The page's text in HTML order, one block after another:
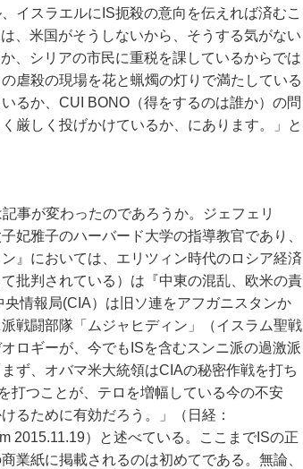
イスラエルにIS扼殺の意向を伝えれば済むこ
、米国がそうしないから、そうする気がない
、シリアの市民に重税を課しているからでは
虐殺の現場を花と蝋燭の灯りで満たしている
るか、CUI BONO（得をするのは誰か）の問
厳しく投げかけているか、にあります。」と
事が変わったのであろうか。ジェフェリ
妃雅子のハーバード大学の指導教官であり、
』においては、エリツィン時代のロシア経済
批判されている）は『中東の混乱、欧米の責
情報局(CIA）は旧ソ連をアフガニスタンか
戦闘部隊「ムジャヒディン」（イスラム聖戦
ロギーが、今でもISを含むスンニ派の過激派
ず、オバマ米大統領はCIAの秘密作戦を打ち
打つことが、テロを増幅している今の不安
るために有効だろう。」（日経：
）と述べている。ここまでISの正
業紙に掲載されるのは初めてである。無論、